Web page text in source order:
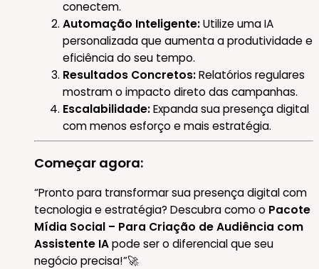
conectem.
Automação Inteligente:Utilize uma IA
personalizada que aumenta a produtividade e
eficiência do seu tempo.
Resultados Concretos:Relatórios regulares
mostram o impacto direto das campanhas.
Escalabilidade:Expanda sua presença digital
com menos esforço e mais estratégia.
Começar agora:
“Pronto para transformar sua presença digital com
tecnologia e estratégia? Descubra como o Pacote
Mídia Social – Para Criação de Audiência com
Assistente IApode ser o diferencial que seu
negócio precisa!”🚀